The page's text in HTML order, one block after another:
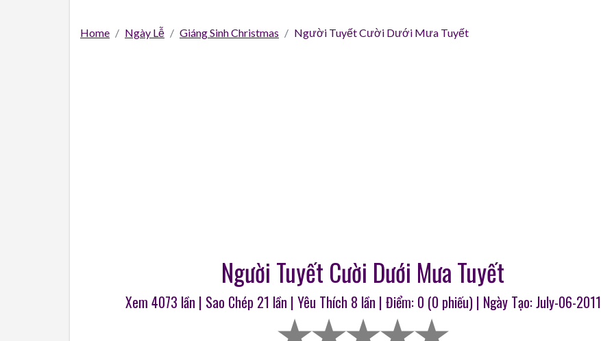
Home Ngày Lễ Giáng Sinh Christmas Người Tuyết Cười Dưới Mưa Tuyết
Người Tuyết Cười Dưới Mưa Tuyết
Xem 4073 lần | Sao Chép 21 lần | Yêu Thích 8 lần | Điểm: 0 (0 phiếu) | Ngày Tạo: July-06-2011